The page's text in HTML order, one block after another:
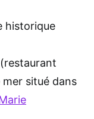
historique
situé dans